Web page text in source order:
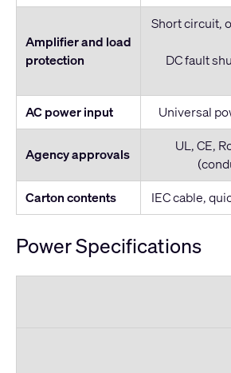
Amplifier and load
protection
Short circuit,
DC fault
AC power input
Universal
Agency approvals
UL, CE,
Carton contents
IEC cable,
Power Specifications